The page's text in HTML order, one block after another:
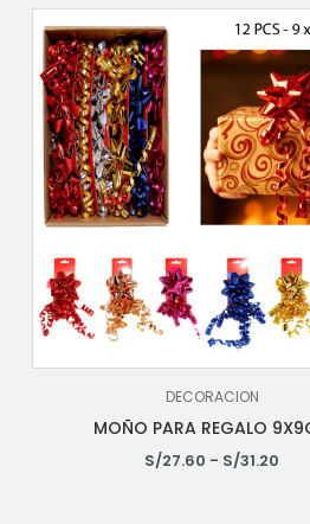
DECORACION
MOÑO PARA REGALO
S/27.60 - S/31.20